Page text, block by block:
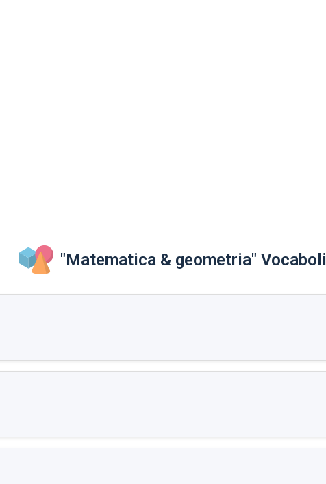
"Matematica & geometria" Vocaboli